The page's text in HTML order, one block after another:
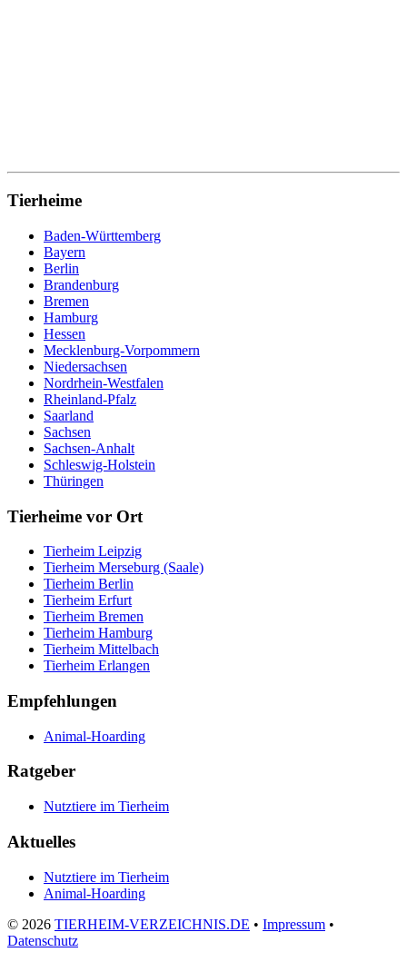
Tierheime
Baden-Württemberg
Bayern
Berlin
Brandenburg
Bremen
Hamburg
Hessen
Mecklenburg-Vorpommern
Niedersachsen
Nordrhein-Westfalen
Rheinland-Pfalz
Saarland
Sachsen
Sachsen-Anhalt
Schleswig-Holstein
Thüringen
Tierheime vor Ort
Tierheim Leipzig
Tierheim Merseburg (Saale)
Tierheim Berlin
Tierheim Erfurt
Tierheim Bremen
Tierheim Hamburg
Tierheim Mittelbach
Tierheim Erlangen
Empfehlungen
Animal-Hoarding
Ratgeber
Nutztiere im Tierheim
Aktuelles
Nutztiere im Tierheim
Animal-Hoarding
© 2026 TIERHEIM-VERZEICHNIS.DE • Impressum •
Datenschutz